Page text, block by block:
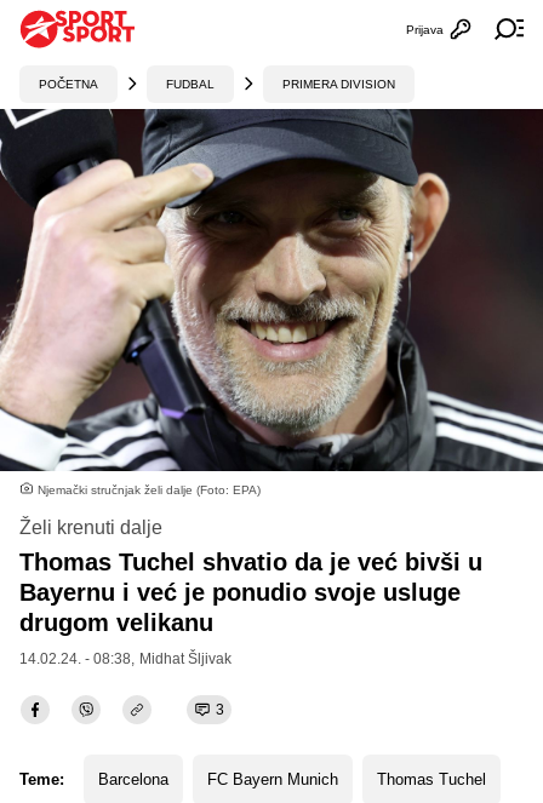
Otvori
Prijava
POČETNA FUDBAL PRIMERA DIVISION
Njemački stručnjak želi dalje (Foto: EPA)
Želi krenuti dalje
Thomas Tuchel shvatio da je već bivši u
Bayernu i već je ponudio svoje usluge
drugom velikanu
14.02.24. - 08:38, Midhat Šljivak
3
Teme: Barcelona FC Bayern Munich Thomas Tuchel